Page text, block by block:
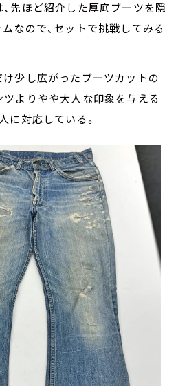
先ほど紹介した厚底ブーツを隠
なので、セットで挑戦してみる
少し広がったブーツカットの
よりやや大人な印象を与える
に対応している。